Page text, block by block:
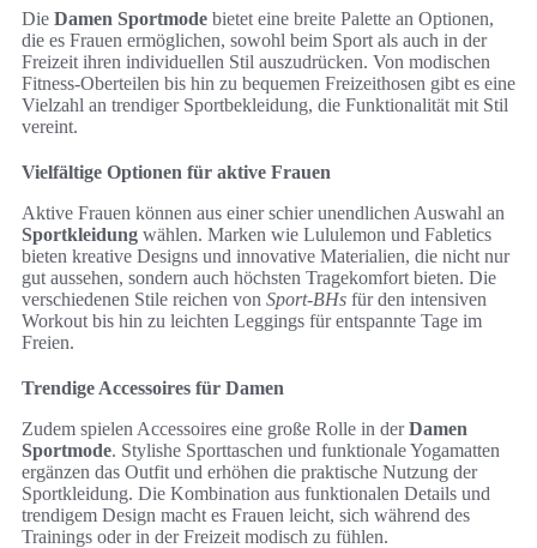
Die Damen Sportmode bietet eine breite Palette an Optionen,
die es Frauen ermöglichen, sowohl beim Sport als auch in der
Freizeit ihren individuellen Stil auszudrücken. Von modischen
Fitness-Oberteilen bis hin zu bequemen Freizeithosen gibt es eine
Vielzahl an trendiger Sportbekleidung, die Funktionalität mit Stil
vereint.
Vielfältige Optionen für aktive Frauen
Aktive Frauen können aus einer schier unendlichen Auswahl an
Sportkleidung wählen. Marken wie Lululemon und Fabletics
bieten kreative Designs und innovative Materialien, die nicht nur
gut aussehen, sondern auch höchsten Tragekomfort bieten. Die
verschiedenen Stile reichen von Sport-BHs für den intensiven
Workout bis hin zu leichten Leggings für entspannte Tage im
Freien.
Trendige Accessoires für Damen
Zudem spielen Accessoires eine große Rolle in derDamen
Sportmode. Stylishe Sporttaschen und funktionale Yogamatten
ergänzen das Outfit und erhöhen die praktische Nutzung der
Sportkleidung. Die Kombination aus funktionalen Details und
trendigem Design macht es Frauen leicht, sich während des
Trainings oder in der Freizeit modisch zu fühlen.